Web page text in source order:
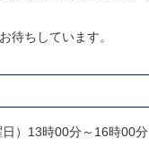
待ちしています。
）13時00分～16時00分